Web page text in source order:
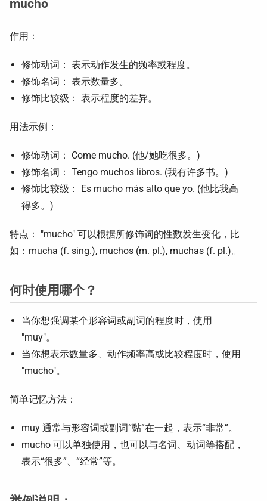
mucho
作用：
修饰动词： 表示动作发生的频率或程度。
修饰名词： 表示数量多。
修饰比较级： 表示程度的差异。
用法示例：
修饰动词： Come mucho. (他/她吃很多。)
修饰名词： Tengo muchos libros. (我有许多书。)
修饰比较级： Es mucho más alto que yo. (他比我高
得多。)
特点： "mucho" 可以根据所修饰词的性数发生变化，比
如：mucha (f. sing.), muchos (m. pl.), muchas (f. pl.)。
何时使用哪个？
当你想强调某个形容词或副词的程度时，使用
"muy"。
当你想表示数量多、动作频率高或比较程度时，使用
"mucho"。
简单记忆方法：
muy 通常与形容词或副词“黏”在一起，表示“非常”。
mucho 可以单独使用，也可以与名词、动词等搭配，
表示“很多”、“经常”等。